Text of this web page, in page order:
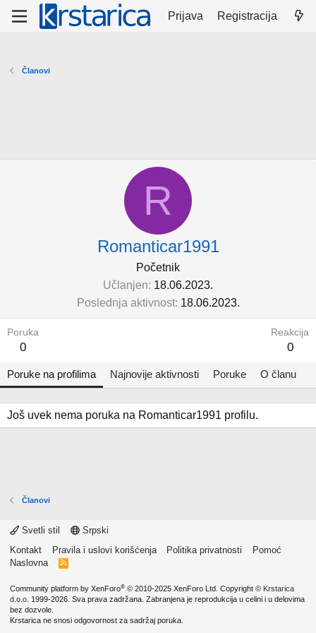
Prijava Registracija
Članovi
R
Romanticar1991
Početnik
Učlanjen 18.06.2023.
Poslednja aktivnost 18.06.2023.
Poruka
0
Reakcija
0
Poruke na profilima Najnovije aktivnosti Poruke O članu
Još uvek nema poruka na Romanticar1991 profilu.
Članovi
Svetli stil
Srpski
Kontakt
Pravila i uslovi korišćenja Politika privatnosti
Pomoć
Naslovna
R
Community platform by XenForo® © 2010-2025 XenForo Ltd. Copyright © Krstarica
d.o.o. 1999-2026. Sva prava zadržana. Zabranjena je reprodukcija u celini i u delovima
bez dozvole.
Krstarica ne snosi odgovornost za sadržaj poruka.